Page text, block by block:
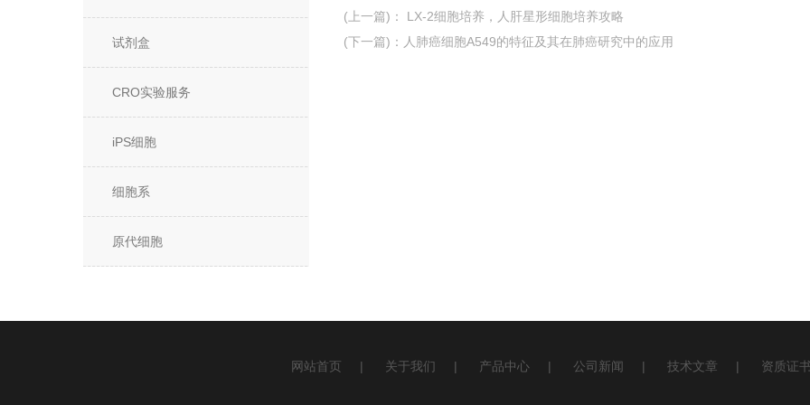
试剂盒
CRO实验服务
iPS细胞
细胞系
原代细胞
(上一篇) ：
LX-2细胞培养，人肝星形细胞培养攻略
(下一篇) ： 人肺癌细胞A549的特征及其在肺癌研究中的应用
网站首页 | 关于我们 | 产品中心 | 公司新闻 | 技术文章 | 资质证